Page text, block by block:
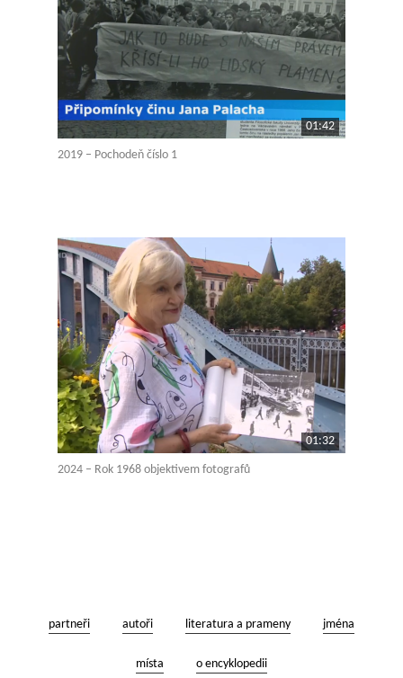
01:42
2019 – Pochodeň číslo 1
01:32
2024 – Rok 1968 objektivem fotografů
partneři autoři literatura a prameny jména
místa o encyklopedii